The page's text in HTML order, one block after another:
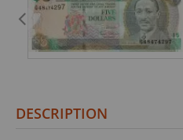
DESCRIPTION